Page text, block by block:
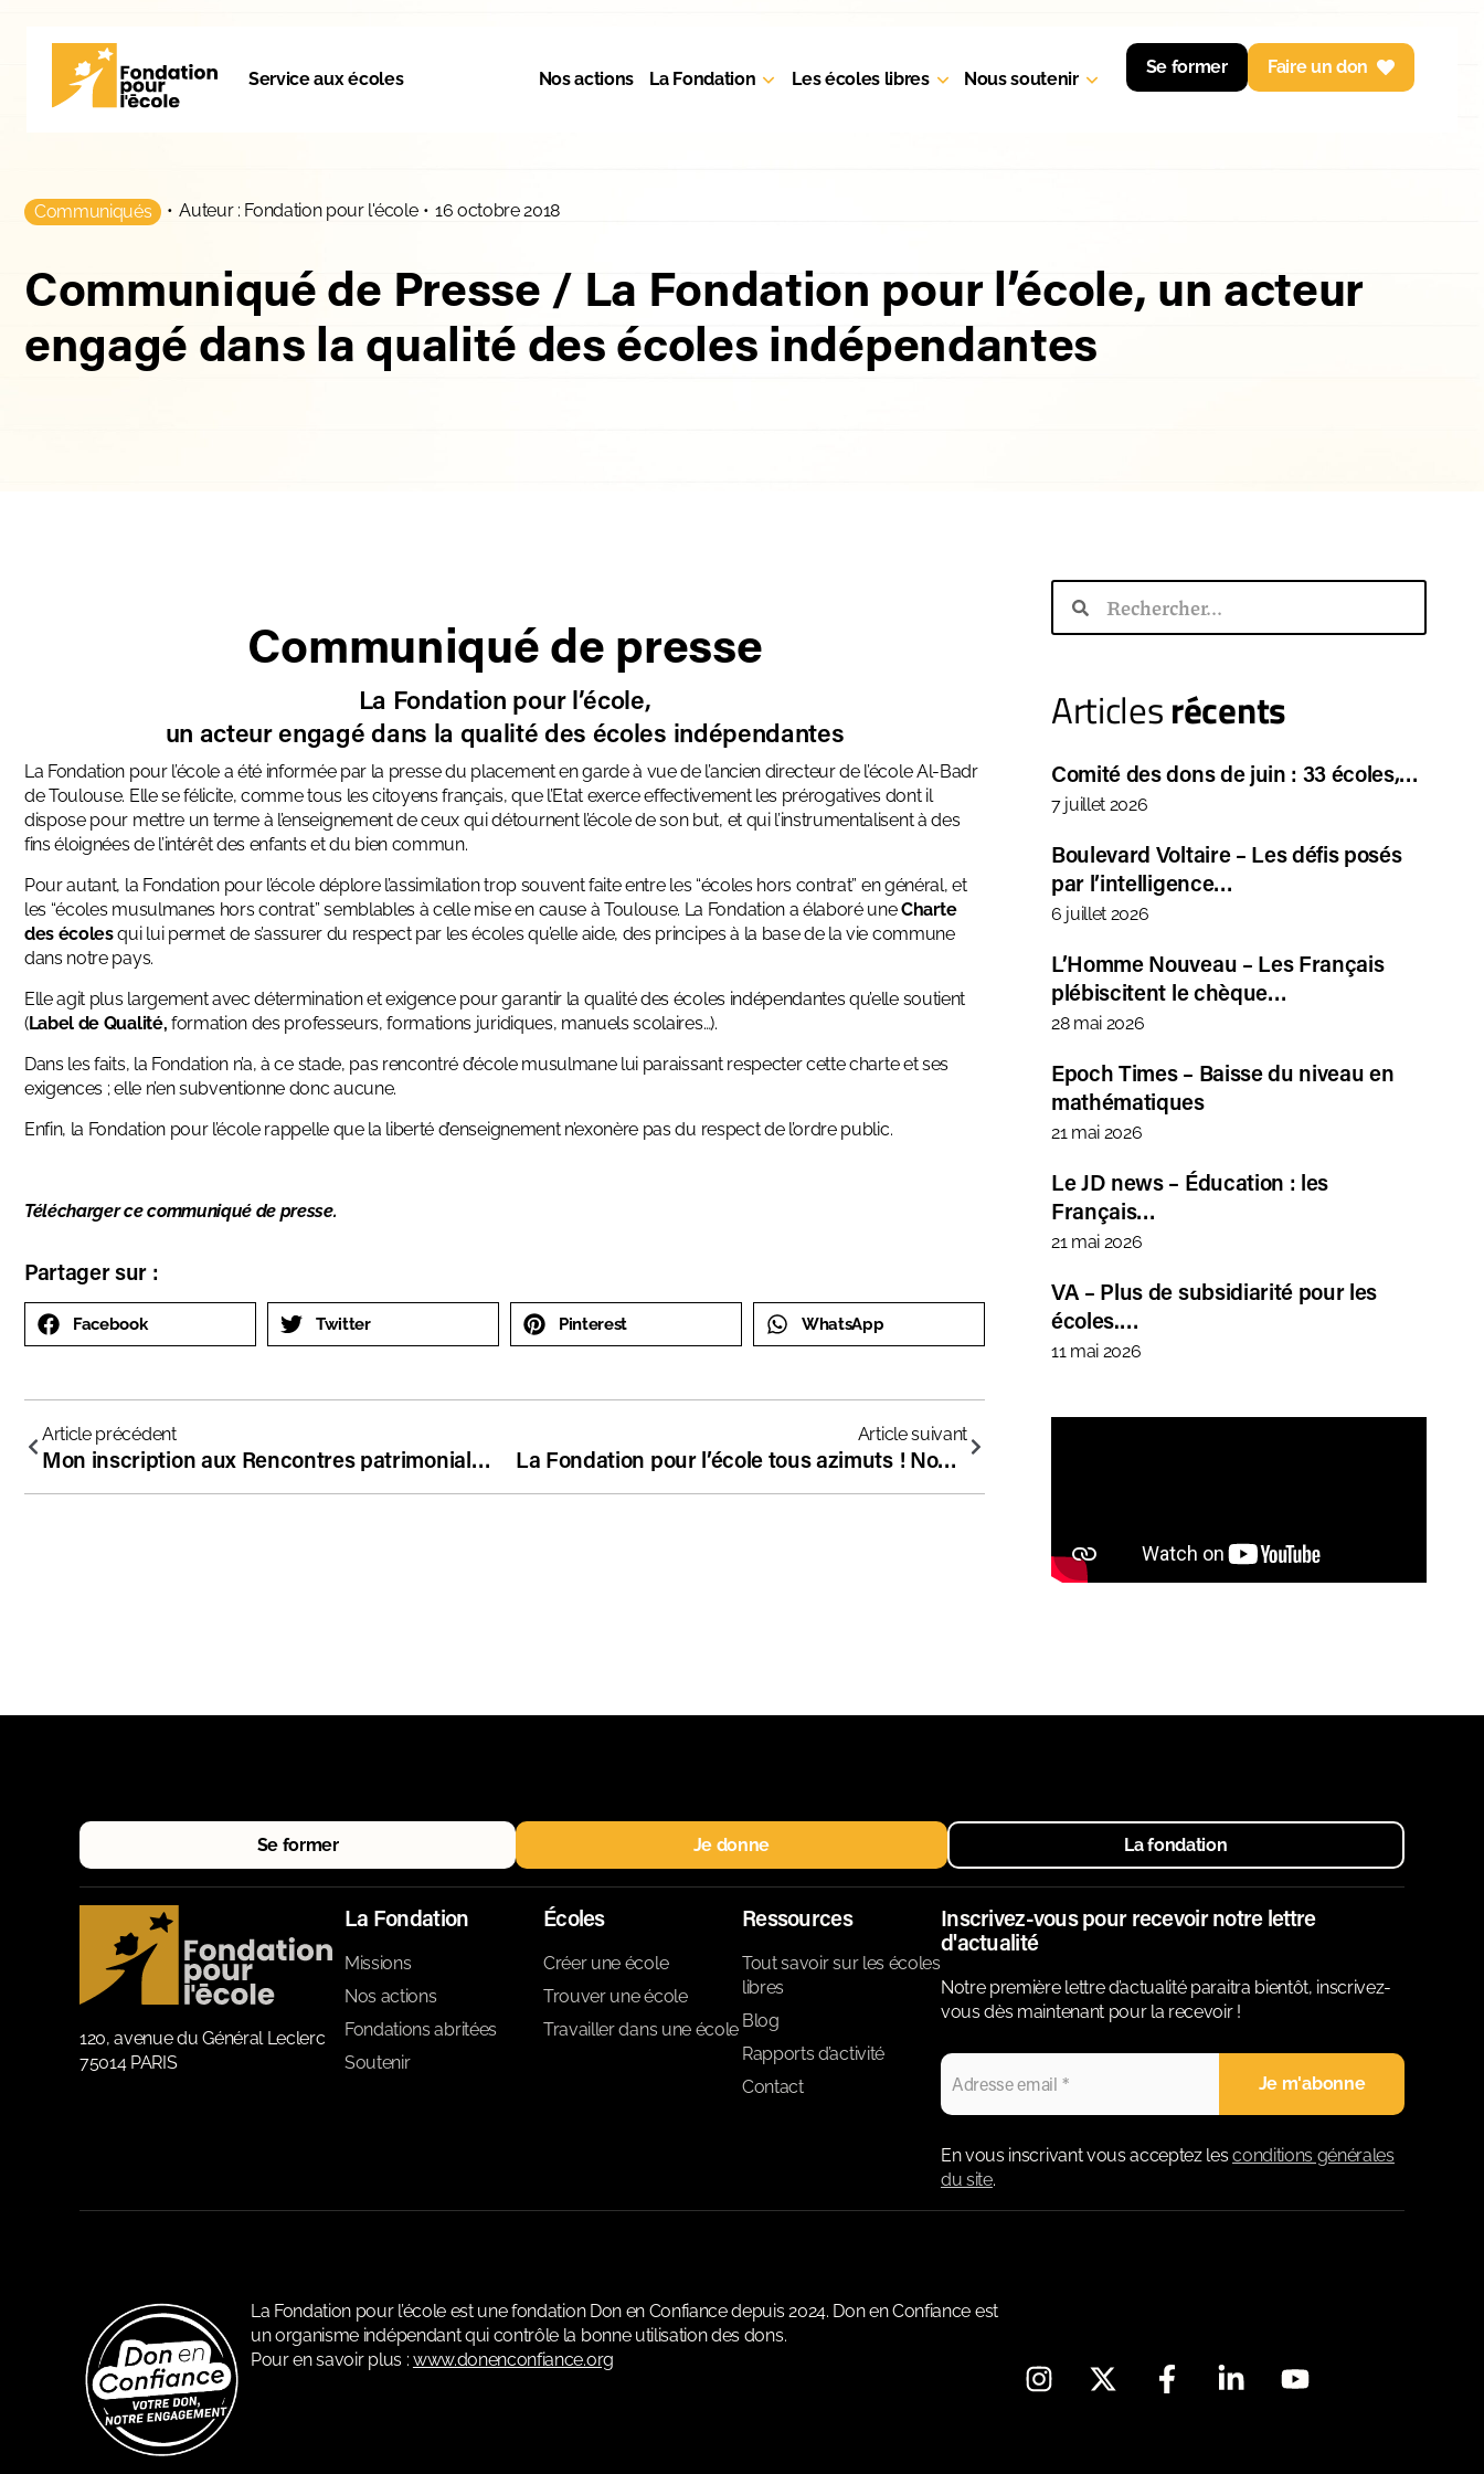
Service aux écoles Nos actions La Fondation Les écoles libres Nous soutenir
Faire un don
Se former
Communiqués • Auteur : Fondation pour l'école • 16 octobre 2018
Communiqué de Presse / La Fondation pour l’école, un acteur
engagé dans la qualité des écoles indépendantes
Communiqué de presse
La Fondation pour l’école,
un acteur engagé dans la qualité des écoles indépendantes
La Fondation pour l’école a été informée par la presse du placement en garde à vue de l’ancien directeur de l’école Al-Badr
de Toulouse. Elle se félicite, comme tous les citoyens français, que l’Etat exerce effectivement les prérogatives dont il
dispose pour mettre un terme à l’enseignement de ceux qui détournent l’école de son but, et qui l’instrumentalisent à des
fins éloignées de l’intérêt des enfants et du bien commun.
Pour autant, la Fondation pour l’école déplore l’assimilation trop souvent faite entre les “écoles hors contrat” en général, et
les “écoles musulmanes hors contrat” semblables à celle mise en cause à Toulouse. La Fondation a élaboré uneCharte
des écolesqui lui permet de s’assurer du respect par les écoles qu’elle aide, des principes à la base de la vie commune
dans notre pays.
Elle agit plus largement avec détermination et exigence pour garantir la qualité des écoles indépendantes qu’elle soutient
(Label de Qualité, formation des professeurs, formations juridiques, manuels scolaires…).
Dans les faits, la Fondation n’a, à ce stade, pas rencontré d’école musulmane lui paraissant respecter cette charte et ses
exigences ; elle n’en subventionne donc aucune.
Enfin, la Fondation pour l’école rappelle que la liberté d’enseignement n’exonère pas du respect de l’ordre public.
Télécharger ce communiqué de presse.
Partager sur :
Facebook Twitter Pinterest WhatsApp
Article précédent
Mon inscription aux Rencontres patrimoniales de la Fondation pour l’école
Article suivant
La Fondation pour l’école tous azimuts ! Nouvelles formations pour les profs, recours au Conseil d’Etat pour le futur Bac, inspections des écoles indépendantes… 2 mn pour saisir les enjeux du 1er trimestre
Articlesrécents
Comité des dons de juin : 33 écoles,…
7 juillet 2026
Boulevard Voltaire – Les défis posés
par l’intelligence…
6 juillet 2026
L’Homme Nouveau – Les Français
plébiscitent le chèque…
28 mai 2026
Epoch Times – Baisse du niveau en
mathématiques
21 mai 2026
Le JD news – Éducation : les
Français…
21 mai 2026
VA – Plus de subsidiarité pour les
écoles.…
11 mai 2026
Se former Je donne La fondation
120, avenue du Général Leclerc
75014 PARIS
La Fondation
Missions
Nos actions
Fondations abritées
Soutenir
Écoles
Créer une école
Trouver une école
Travailler dans une école
Ressources
Tout savoir sur les écoles
libres
Blog
Rapports d’activité
Contact
Inscrivez-vous pour recevoir notre lettre
d'actualité
Notre première lettre d’actualité paraitra bientôt, inscrivez-
vous dès maintenant pour la recevoir !
En vous inscrivant vous acceptez lesconditions générales
du site.
La Fondation pour l’école est une fondation Don en Confiance depuis 2024. Don en Confiance est
un organisme indépendant qui contrôle la bonne utilisation des dons.
Pour en savoir plus : www.donenconfiance.org